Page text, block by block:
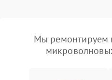
Мы ремонтируем